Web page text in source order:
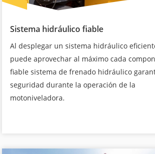
Sistema hidráulico fiable
Al desplegar un sistema hidráulico
puede aprovechar al máximo cada
fiable sistema de frenado hidráulico
seguridad durante la operación de la
motoniveladora.